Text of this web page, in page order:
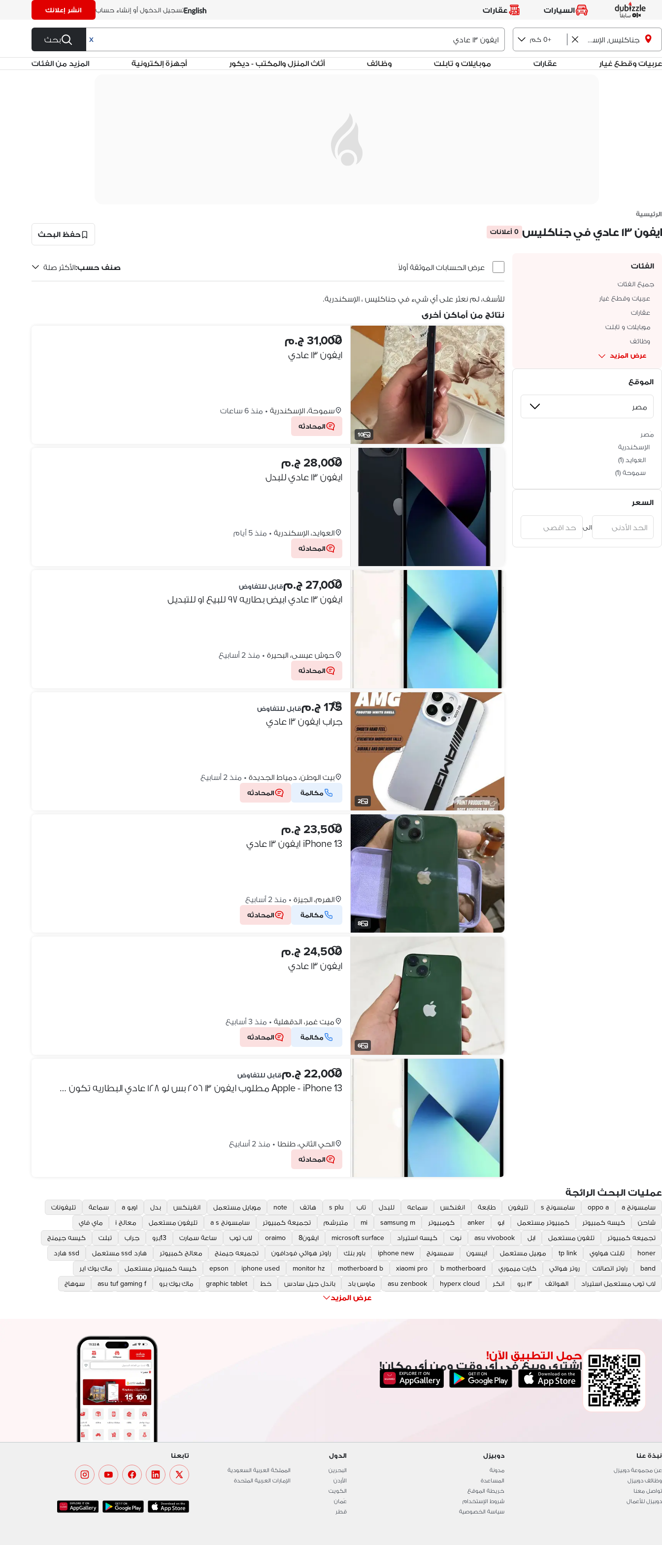
السيارات عقارات تسجيل الدخول أو إنشاء حساب انشر إعلانك
جناكليس, الإسكندرية +0 كم X بحث
عربيات وقطع غيار عقارات موبايلات و تابلت وظائف أثاث المنزل والمكتب - ديكور أجهزة إلكترونية المزيد من الفئات
الرئيسية
ايفون ١٣ عادي في جناكليس 0 أعلانات حفظ البحث
الفئات
جميع الفئات
عربيات وقطع غيار
عقارات
موبايلات و تابلت
وظائف
عرض المزيد
الموقع
مَصر
الإسكندرية
العوايد (
1
)
سموحة (
1
)
السعر
الى
عرض الحسابات الموثقة أولاً صنف حسب:الأكثر صلة
للأسف، لم نعثر على أي شيء في جناكليس ، الإسكندرية.
نتائج من أماكن أخرى
10
31,000 ج.م
ايفون ١٣ عادي
سموحة، الإسكندرية • منذ 6 ساعات
المحادثه
28,000 ج.م
ايفون ١٣ عادي للبدل
العوايد، الإسكندرية • منذ 5 أيام
المحادثه
27,000 ج.م قابل للتفاوض
ايفون ١٣ عادي ابيض بطاريه ٩٧ للبيع او للتبديل
حوش عيسى، البحيرة • منذ 2 أسابيع
المحادثه
2
175 ج.م قابل للتفاوض
جراب ايفون ١٣ عادي
بيت الوطن، دمياط الجديدة • منذ 2 أسابيع
مكالمة المحادثه
8
23,500 ج.م
iPhone 13 ايفون ١٣ عادي
الهرم، الجيزة • منذ 2 أسابيع
مكالمة المحادثه
6
24,500 ج.م
ايفون ١٣ عادي
ميت غمر، الدقهلية • منذ 3 أسابيع
مكالمة المحادثه
22,000 ج.م قابل للتفاوض
Apple - iPhone 13 مطلوب ايفون ١٣ ٢٥٦ بس لو ١٢٨ عادي البطاريه تكون كويس
الحي الثاني، طنطا • منذ 2 أسابيع
المحادثه
عمليات البحث الرائجة
سامسونج a oppo a سامسونج s تليفون طابعة انفنكس سماعه للبدل تاب s plu هاتف note موبايل مستعمل انفينكس بدل اوبو a سماعة
تليفونات
شاحن
كيسه كمبيوتر كمبيوتر مستعمل ابو anker كومبيوتر samsung m
mi متبرشم تجميعة كمبيوتر سامسونج a s تليفون مستعمل معالج i
ماي فاي
تجميعه كمبيوتر
تلفون مستعمل ابل asu vivobook نوت كيسه استيراد microsoft surface ايفون8 oraimo لاب توب ساعة سمارت 13برو جراب تبلت
كيسه جيمنج
honer
تابلت هواوي tp link موبيل مستعمل ايبسون سمسونج iphone new باور بنك راوتر هوائي فودافون تجميعه جيمنج معالج كمبيوتر هارد ssd مستعمل
ssd هارد
band
راوتر اتصالات روتر هوائي كارت ميموري b motherboard
xiaomi pro
motherboard b
monitor hz
iphone used
epson كيسه كمبيوتر مستعمل
ماك بوك اير
لاب توب مستعمل استيراد
الهواتف ١٣ برو انكر hyperx cloud
asu zenbook ماوس باد باندل جيل سادس خط graphic tablet ماك بوك برو asu tuf gaming f
سوهاج
r i ابسون microsoft surface pro عرض المزيد
حمل التطبيق الآن!
اشتري وبيع في أي وقت ومن أي مكان!
نبذة عنا
عن مجموعة دوبيزل
وظائف دوبيزل
تواصل معنا
دوبيزل للأعمال
دوبيزل
مدونة
المساعدة
خريطة الموقع
شروط الإستخدام
سياسة الخصوصية
الدول
البحرين
الأردن
الكويت
عُمان
قطر
المملكة العربية السعودية
الإمارات العربية المتحدة
تابعنا